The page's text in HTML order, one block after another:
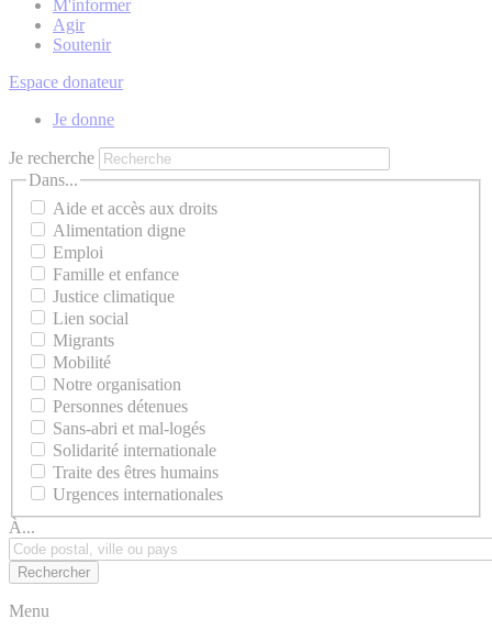
M'informer
Agir
Soutenir
Espace donateur
Je donne
Je recherche
Dans...
Aide et accès aux droits
Alimentation digne
Emploi
Famille et enfance
Justice climatique
Lien social
Migrants
Mobilité
Notre organisation
Personnes détenues
Sans-abri et mal-logés
Solidarité internationale
Traite des êtres humains
Urgences internationales
À...
Menu